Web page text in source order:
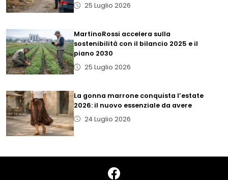
25 Luglio 2026
MartinoRossi accelera sulla
sostenibilità con il bilancio 2025 e il
piano 2030
25 Luglio 2026
La gonna marrone conquista l’estate
2026: il nuovo essenziale da avere
24 Luglio 2026